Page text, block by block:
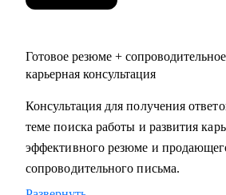
Готовое резюме +
карьерная консультация
Консультация для получения
теме поиска работы и развития
эффективного резюме и
сопроводительного письма.